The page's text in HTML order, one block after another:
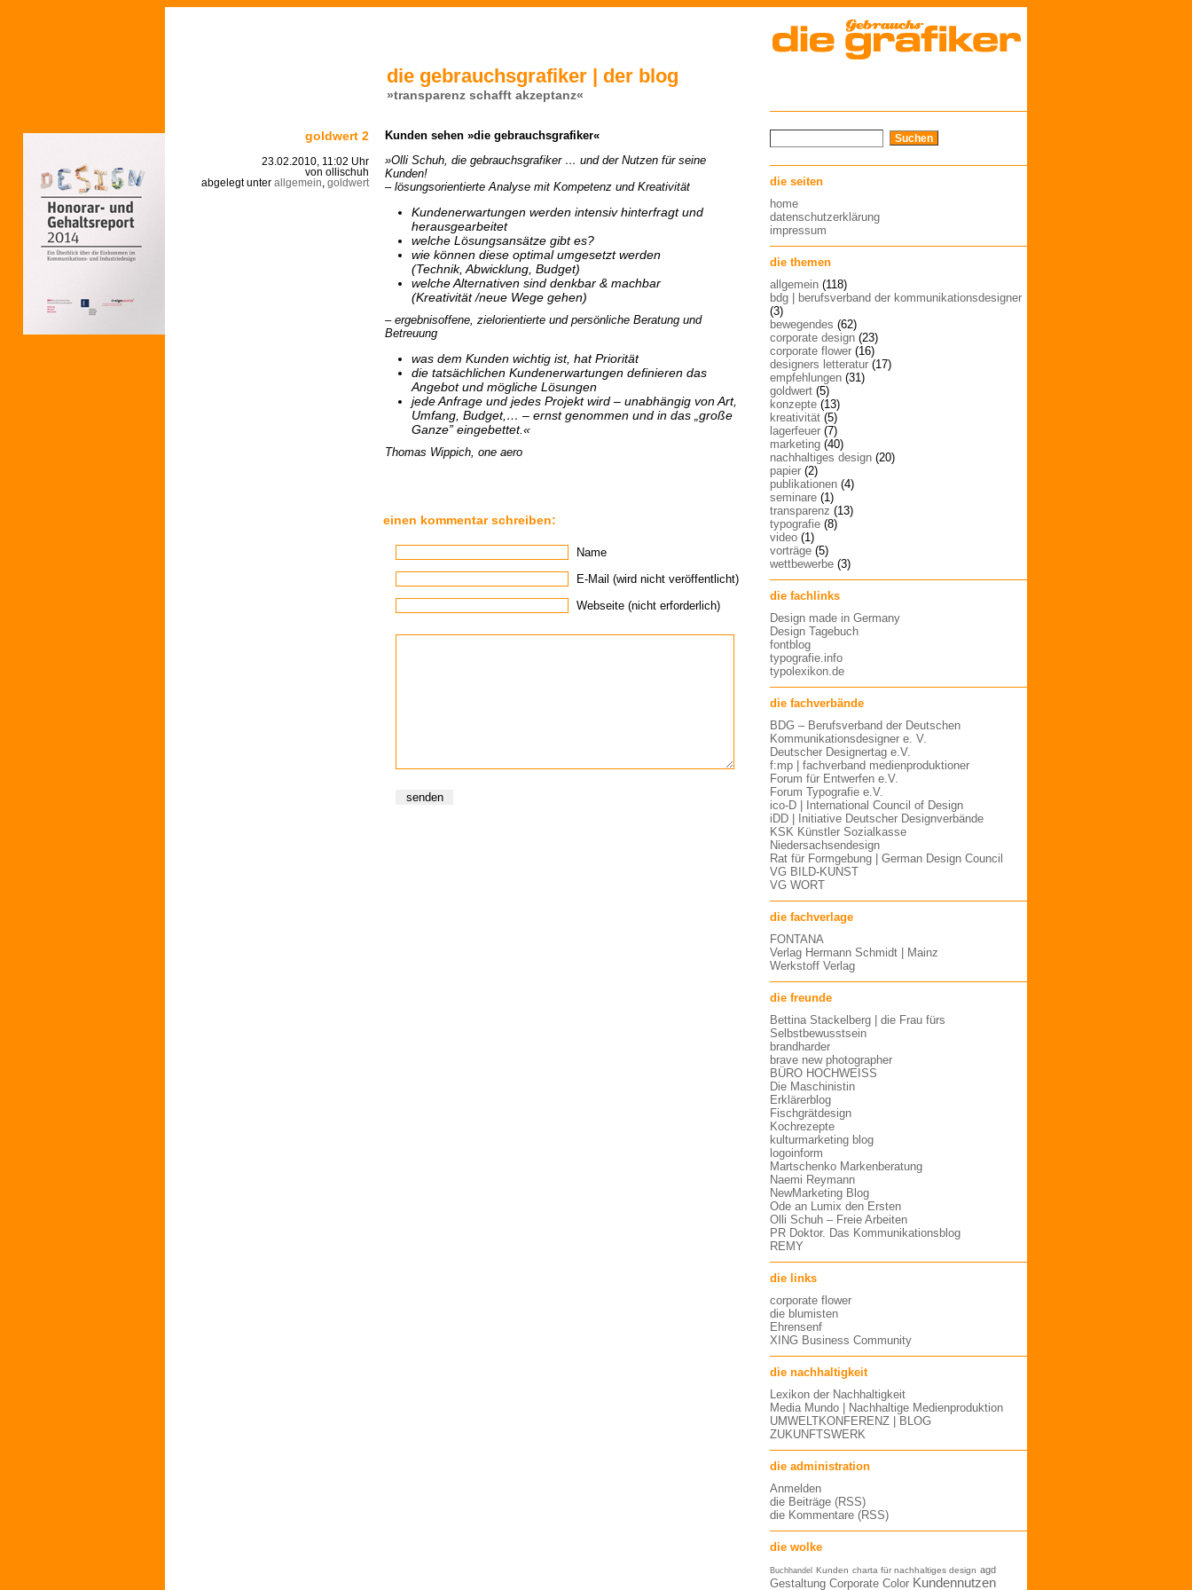
die gebrauchsgrafiker | der blog
»transparenz schafft akzeptanz«
goldwert 2
23.02.2010, 11:02 Uhr
von ollischuh
abgelegt unter allgemein goldwert
Kunden sehen »die gebrauchsgrafiker«
»Olli Schuh, die gebrauchsgrafiker … und der Nutzen für seine
Kunden!
– lösungsorientierte Analyse mit Kompetenz und Kreativität
Kundenerwartungen werden intensiv hinterfragt und
herausgearbeitet
welche Lösungsansätze gibt es?
wie können diese optimal umgesetzt werden
(Technik, Abwicklung, Budget)
welche Alternativen sind denkbar & machbar
(Kreativität /neue Wege gehen)
– ergebnisoffene, zielorientierte und persönliche Beratung und
Betreuung
was dem Kunden wichtig ist, hat Priorität
die tatsächlichen Kundenerwartungen definieren das
Angebot und mögliche Lösungen
jede Anfrage und jedes Projekt wird – unabhängig von Art,
Umfang, Budget,… – ernst genommen und in das „große
Ganze” eingebettet.«
Thomas Wippich, one aero
einen kommentar schreiben:
Name
E-Mail (wird nicht veröffentlicht)
Webseite (nicht erforderlich)
die seiten
home
datenschutzerklärung
impressum
die themen
allgemein (118)
bdg | berufsverband der kommunikationsdesigner
(3)
bewegendes (62)
corporate design (23)
corporate flower (16)
designers letteratur (17)
empfehlungen (31)
goldwert (5)
konzepte (13)
kreativität (5)
lagerfeuer (7)
marketing (40)
nachhaltiges design (20)
papier (2)
publikationen (4)
seminare (1)
transparenz (13)
typografie (8)
video (1)
vorträge (5)
wettbewerbe (3)
die fachlinks
Design made in Germany
Design Tagebuch
fontblog
typografie.info
typolexikon.de
die fachverbände
BDG – Berufsverband der Deutschen
Kommunikationsdesigner e. V.
Deutscher Designertag e.V.
f:mp | fachverband medienproduktioner
Forum für Entwerfen e.V.
Forum Typografie e.V.
ico-D | International Council of Design
iDD | Initiative Deutscher Designverbände
KSK Künstler Sozialkasse
Niedersachsendesign
Rat für Formgebung | German Design Council
VG BILD-KUNST
VG WORT
die fachverlage
FONTANA
Verlag Hermann Schmidt | Mainz
Werkstoff Verlag
die freunde
Bettina Stackelberg | die Frau fürs
Selbstbewusstsein
brandharder
brave new photographer
BÜRO HOCHWEISS
Die Maschinistin
Erklärerblog
Fischgrätdesign
Kochrezepte
kulturmarketing blog
logoinform
Martschenko Markenberatung
Naemi Reymann
NewMarketing Blog
Ode an Lumix den Ersten
Olli Schuh – Freie Arbeiten
PR Doktor. Das Kommunikationsblog
REMY
die links
corporate flower
die blumisten
Ehrensenf
XING Business Community
die nachhaltigkeit
Lexikon der Nachhaltigkeit
Media Mundo | Nachhaltige Medienproduktion
UMWELTKONFERENZ | BLOG
ZUKUNFTSWERK
die administration
Anmelden
die Beiträge (RSS)
die Kommentare (RSS)
die wolke
Buchhandel Kunden charta für nachhaltiges design agd
Gestaltung Corporate Color Kundennutzen